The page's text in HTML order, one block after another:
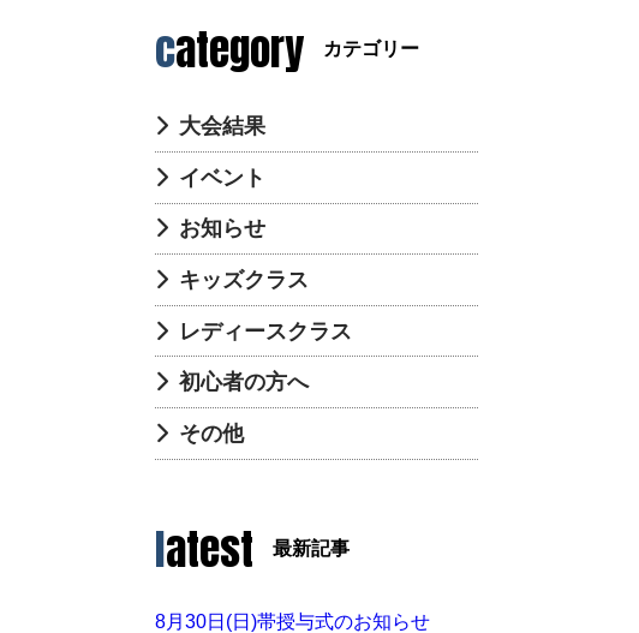
category カテゴリー
大会結果
イベント
お知らせ
キッズクラス
レディースクラス
初心者の方へ
その他
latest 最新記事
8月30日(日)帯授与式のお知らせ